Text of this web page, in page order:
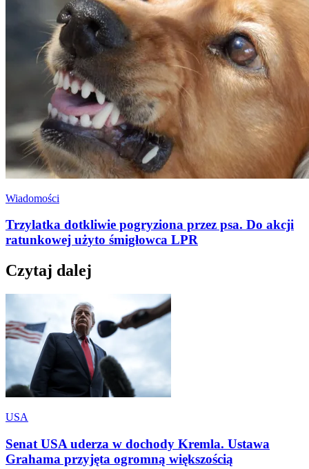
Wiadomości
Trzylatka dotkliwie pogryziona przez psa. Do akcji
ratunkowej użyto śmigłowca LPR
Czytaj dalej
USA
Senat USA uderza w dochody Kremla. Ustawa
Grahama przyjęta ogromną większością